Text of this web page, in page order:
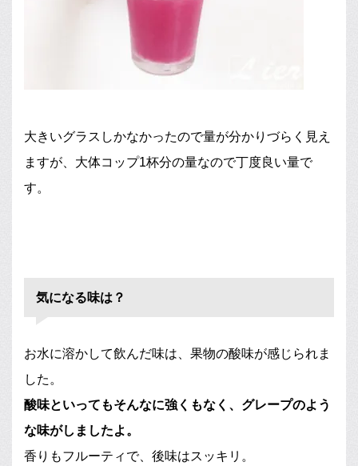
大きいグラスしかなかったので量が分かりづらく見え
ますが、大体コップ1杯分の量なので丁度良い量で
す。
気になる味は？
お水に溶かして飲んだ味は、果物の酸味が感じられま
した。
酸味といってもそんなに強くもなく、グレープのよう
な味がしましたよ。
香りもフルーティで、後味はスッキリ。